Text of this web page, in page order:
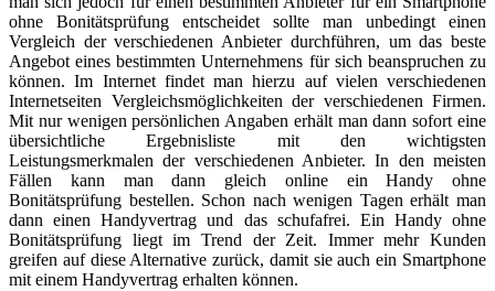
ohne Bonitätsprüfung entscheidet sollte man unbedingt einen
Vergleich der verschiedenen Anbieter durchführen, um das beste
Angebot eines bestimmten Unternehmens für sich beanspruchen zu
können. Im Internet findet man hierzu auf vielen verschiedenen
Internetseiten Vergleichsmöglichkeiten der verschiedenen Firmen.
Mit nur wenigen persönlichen Angaben erhält man dann sofort eine
übersichtliche Ergebnisliste mit den wichtigsten
Leistungsmerkmalen der verschiedenen Anbieter. In den meisten
Fällen kann man dann gleich online ein Handy ohne
Bonitätsprüfung bestellen. Schon nach wenigen Tagen erhält man
dann einen Handyvertrag und das schufafrei. Ein Handy ohne
Bonitätsprüfung liegt im Trend der Zeit. Immer mehr Kunden
greifen auf diese Alternative zurück, damit sie auch ein Smartphone
mit einem Handyvertrag erhalten können.